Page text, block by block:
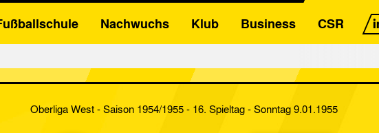
Ahnentafel
Nachwuchs Klub Business CSR
Oberliga West - Saison 1954/1955 - 16. Spieltag- Sonntag 9.01.1955